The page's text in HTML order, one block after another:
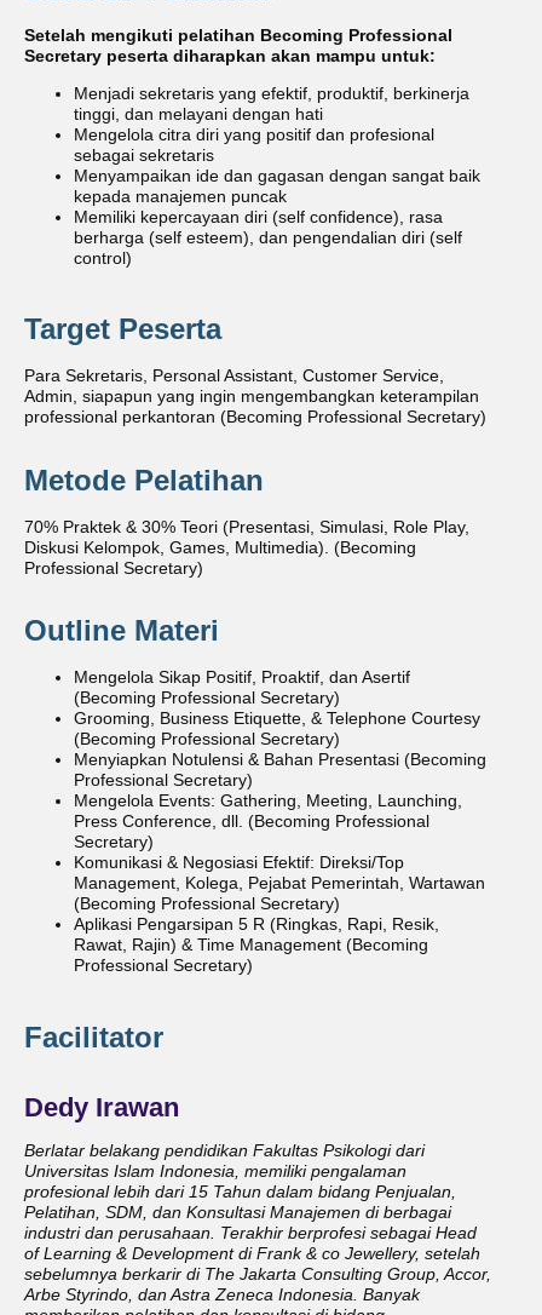
Setelah mengikuti pelatihan Becoming Professional
Secretary peserta diharapkan akan mampu untuk:
Menjadi sekretaris yang efektif, produktif, berkinerja
tinggi, dan melayani dengan hati
Mengelola citra diri yang positif dan profesional
sebagai sekretaris
Menyampaikan ide dan gagasan dengan sangat baik
kepada manajemen puncak
Memiliki kepercayaan diri (self confidence), rasa
berharga (self esteem), dan pengendalian diri (self
control)
Target Peserta
Para Sekretaris, Personal Assistant, Customer Service,
Admin, siapapun yang ingin mengembangkan keterampilan
professional perkantoran (Becoming Professional Secretary)
Metode Pelatihan
70% Praktek & 30% Teori (Presentasi, Simulasi, Role Play,
Diskusi Kelompok, Games, Multimedia). (Becoming
Professional Secretary)
Outline Materi
Mengelola Sikap Positif, Proaktif, dan Asertif
(Becoming Professional Secretary)
Grooming, Business Etiquette, & Telephone Courtesy
(Becoming Professional Secretary)
Menyiapkan Notulensi & Bahan Presentasi (Becoming
Professional Secretary)
Mengelola Events: Gathering, Meeting, Launching,
Press Conference, dll. (Becoming Professional
Secretary)
Komunikasi & Negosiasi Efektif: Direksi/Top
Management, Kolega, Pejabat Pemerintah, Wartawan
(Becoming Professional Secretary)
Aplikasi Pengarsipan 5 R (Ringkas, Rapi, Resik,
Rawat, Rajin) & Time Management (Becoming
Professional Secretary)
Facilitator
Dedy Irawan
Berlatar belakang pendidikan Fakultas Psikologi dari
Universitas Islam Indonesia, memiliki pengalaman
profesional lebih dari 15 Tahun dalam bidang Penjualan,
Pelatihan, SDM, dan Konsultasi Manajemen di berbagai
industri dan perusahaan. Terakhir berprofesi sebagai Head
of Learning & Development di Frank & co Jewellery, setelah
sebelumnya berkarir di The Jakarta Consulting Group, Accor,
Arbe Styrindo, dan Astra Zeneca Indonesia. Banyak